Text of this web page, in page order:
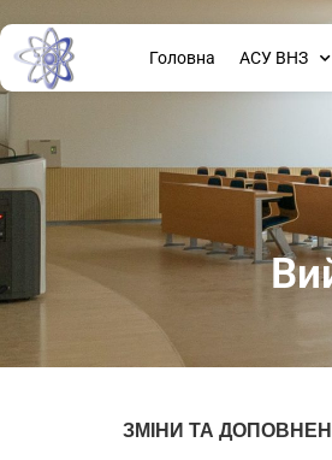
Головна АСУ ВНЗ
ЗМІНИ ТА